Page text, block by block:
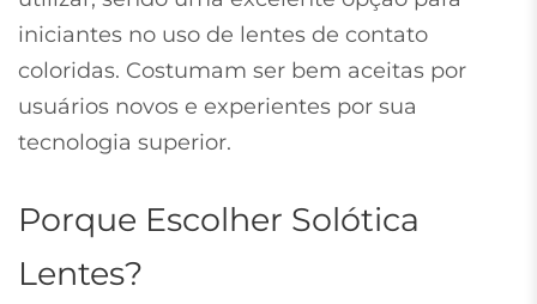
iniciantes no uso de lentes de contato
coloridas. Costumam ser bem aceitas por
usuários novos e experientes por sua
tecnologia superior.
Porque Escolher Solótica
Lentes?